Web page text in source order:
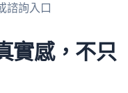
諮詢入口
實感，不只